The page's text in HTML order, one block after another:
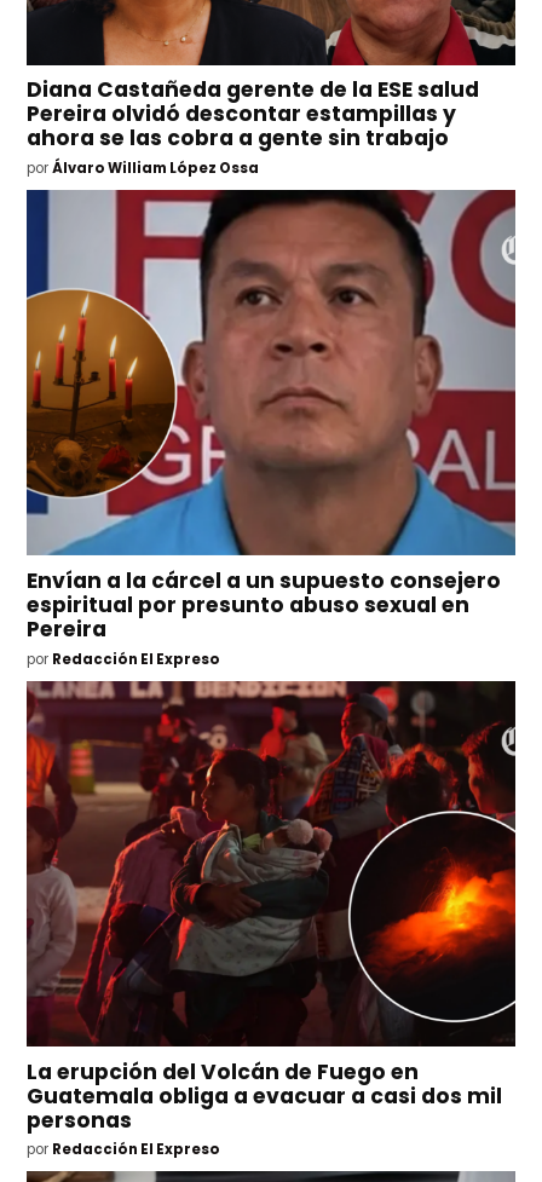
Diana Castañeda gerente de la ESE salud
Pereira olvidó descontar estampillas y
ahora se las cobra a gente sin trabajo
por Álvaro William López Ossa
Envían a la cárcel a un supuesto consejero
espiritual por presunto abuso sexual en
Pereira
por Redacción El Expreso
La erupción del Volcán de Fuego en
Guatemala obliga a evacuar a casi dos mil
personas
por Redacción El Expreso